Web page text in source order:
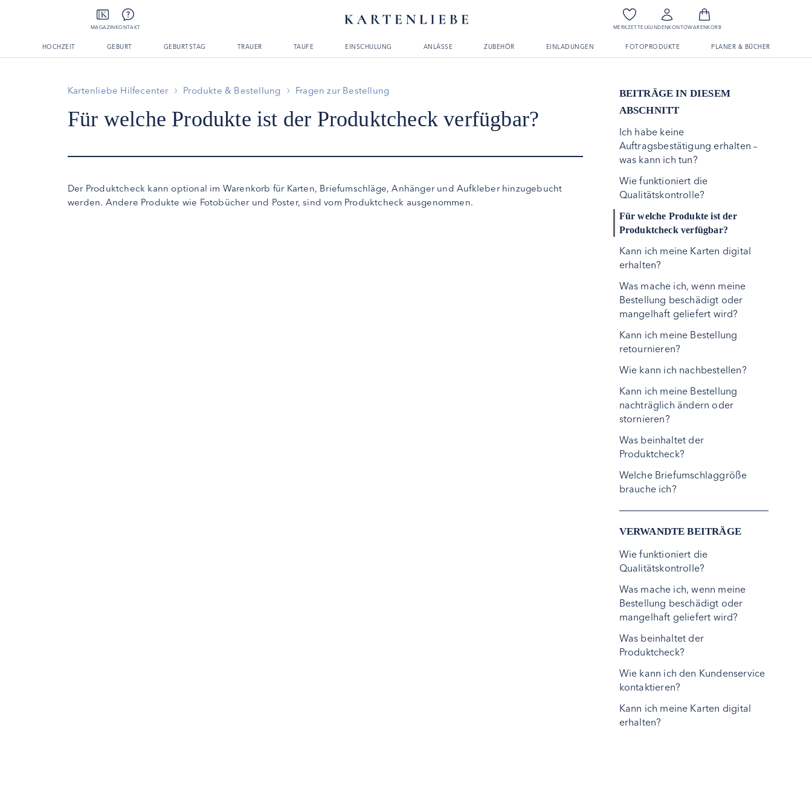
MAGAZINKONTAKT MERKZETTELKUNDENKONTOWARENKORB
HOCHZEIT GEBURT GEBURTSTAG TRAUER TAUFE EINSCHULUNG ANLÄSSE ZUBEHÖR EINLADUNGEN FOTOPRODUKTE PLANER & BÜCHER
Kartenliebe Hilfecenter Produkte & Bestellung Fragen zur Bestellung
Für welche Produkte ist der Produktcheck verfügbar?
Der Produktcheck kann optional im Warenkorb für Karten, Briefumschläge, Anhänger und Aufkleber hinzugebucht
werden. Andere Produkte wie Fotobücher und Poster, sind vom Produktcheck ausgenommen.
BEITRÄGE IN DIESEM
ABSCHNITT
Ich habe keine
Auftragsbestätigung erhalten –
was kann ich tun?
Wie funktioniert die
Qualitätskontrolle?
Für welche Produkte ist der
Produktcheck verfügbar?
Kann ich meine Karten digital
erhalten?
Was mache ich, wenn meine
Bestellung beschädigt oder
mangelhaft geliefert wird?
Kann ich meine Bestellung
retournieren?
Wie kann ich nachbestellen?
Kann ich meine Bestellung
nachträglich ändern oder
stornieren?
Was beinhaltet der
Produktcheck?
Welche Briefumschlaggröße
brauche ich?
VERWANDTE BEITRÄGE
Wie funktioniert die
Qualitätskontrolle?
Was mache ich, wenn meine
Bestellung beschädigt oder
mangelhaft geliefert wird?
Was beinhaltet der
Produktcheck?
Wie kann ich den Kundenservice
kontaktieren?
Kann ich meine Karten digital
erhalten?